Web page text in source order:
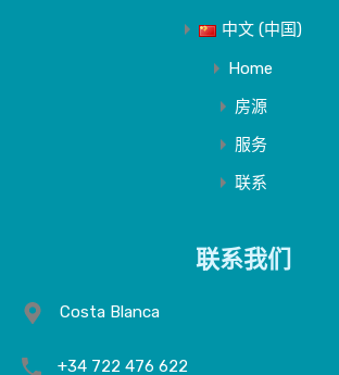
中文 (中国)
Home
房源
服务
联系
联系我们
Costa Blanca
+34 722 476 622